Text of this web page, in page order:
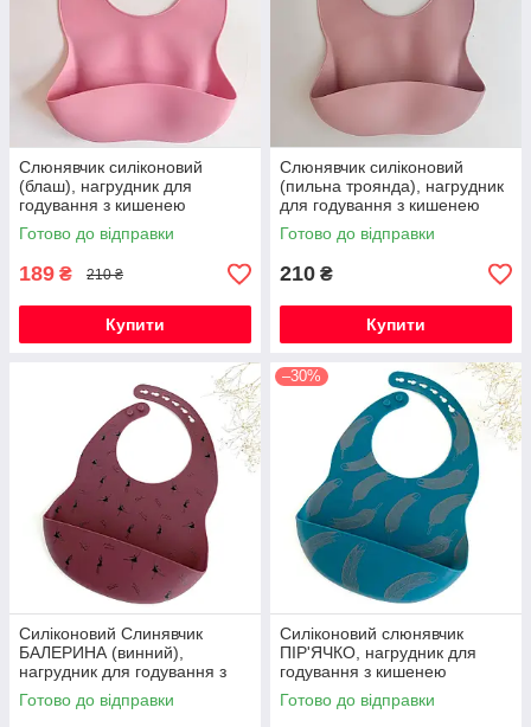
Слюнявчик силіконовий
(блаш), нагрудник для
годування з кишенею
Готово до відправки
189 ₴ 210 ₴
Купити
Слюнявчик силіконовий
(пильна троянда), нагрудник
для годування з кишенею
Готово до відправки
210 ₴
Купити
Силіконовий Слинявчик
БАЛЕРИНА (винний),
нагрудник для годування з
кишенею
Готово до відправки
–30%
Силіконовий слюнявчик
ПІР'ЯЧКО, нагрудник для
годування з кишенею
Готово до відправки